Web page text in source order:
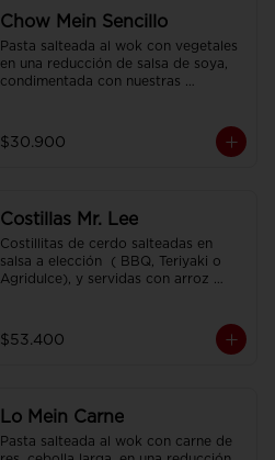
Chow Mein Sencillo
Pasta salteada al wok con vegetales
en una reducción de salsa de soya,
condimentada con nuestras
$30.900
Costillas Mr. Lee
Costillitas de cerdo salteadas en
salsa a elección  ( BBQ, Teriyaki o
Agridulce), y servidas con arroz
$53.400
Lo Mein Carne
Pasta salteada al wok con carne de